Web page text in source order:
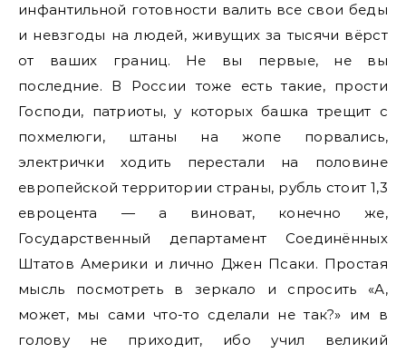
инфантильной готовности валить все свои беды
и невзгоды на людей, живущих за тысячи вёрст
от ваших границ. Не вы первые, не вы
последние. В России тоже есть такие, прости
Господи, патриоты, у которых башка трещит с
похмелюги, штаны на жопе порвались,
электрички ходить перестали на половине
европейской территории страны, рубль стоит 1,3
евроцента — а виноват, конечно же,
Государственный департамент Соединённых
Штатов Америки и лично Джен Псаки. Простая
мысль посмотреть в зеркало и спросить «А,
может, мы сами что-то сделали не так?» им в
голову не приходит, ибо учил великий